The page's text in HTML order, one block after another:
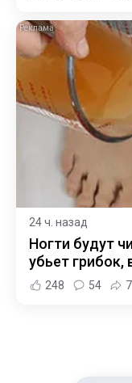
24 ч. назад
Ногти будут
убьет грибок,
248 54